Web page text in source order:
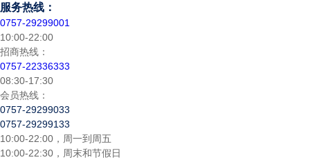
服务热线：
0757-29299001
10:00-22:00
招商热线：
0757-22336333
08:30-17:30
会员热线：
0757-29299033
0757-29299133
10:00-22:00，周一到周五
10:00-22:30，周末和节假日